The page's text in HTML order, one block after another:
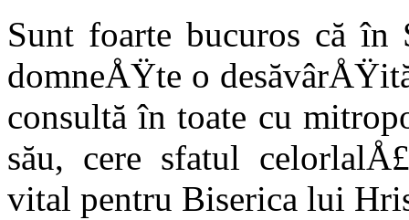
Sunt foarte bucuros că
domneÅŸte o
consultă în toate cu
său, cere sfatul
vital pentru Biserica lui